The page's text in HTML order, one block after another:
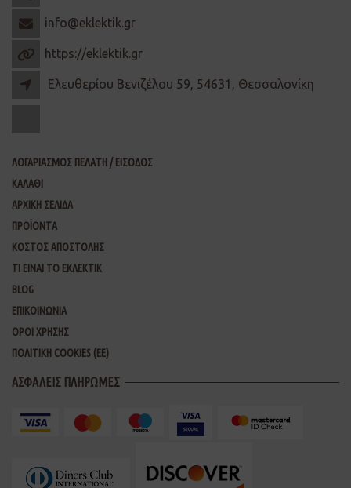
info@eklektik.gr
https://eklektik.gr
Ελευθερίου Βενιζέλου 59, 54631, Θεσσαλονίκη
ΛΟΓΑΡΙΑΣΜΟΣ ΠΕΛΑΤΗ / ΕΙΣΟΔΟΣ
ΚΑΛΑΘΙ
ΑΡΧΙΚΗ ΣΕΛΙΔΑ
ΠΡΟΪΟΝΤΑ
ΚΟΣΤΟΣ ΑΠΟΣΤΟΛΗΣ
ΤΙ ΕΙΝΑΙ ΤΟ ΕΚΛΕΚΤΙΚ
BLOG
ΕΠΙΚΟΙΝΩΝΙΑ
ΟΡΟΙ ΧΡΗΣΗΣ
ΠΟΛΙΤΙΚΗ COOKIES (ΕΕ)
ΑΣΦΑΛΕΙΣ ΠΛΗΡΩΜΕΣ